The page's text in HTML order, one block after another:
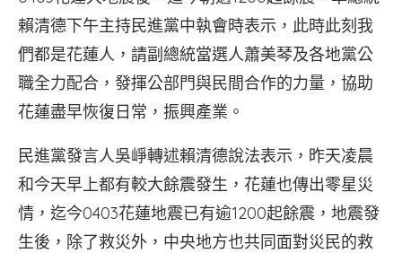
賴清德下午主持民進黨中執會時表示，此時此刻我
們都是花蓮人，請副總統當選人蕭美琴及各地黨公
職全力配合，發揮公部門與民間合作的力量，協助
花蓮盡早恢復日常，振興產業。
民進黨發言人吳崢轉述賴清德說法表示，昨天凌晨
和今天早上都有較大餘震發生，花蓮也傳出零星災
情，迄今0403花蓮地震已有逾1200起餘震，地震發
生後，除了救災外，中央地方也共同面對災民的救